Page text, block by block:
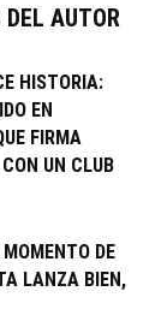
DEL AUTOR
HISTORIA:
EN
FIRMA
UN CLUB
MOMENTO DE
LANZA BIEN,